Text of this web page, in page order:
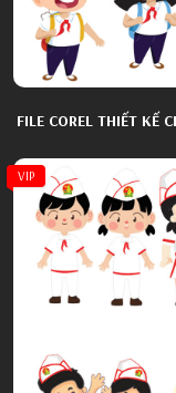
FILE COREL THIẾT KẾ
VIP